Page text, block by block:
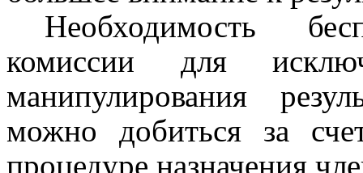
Необходимость
комиссии для
манипулирования
можно добиться за
процедуре назначения